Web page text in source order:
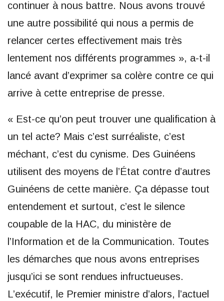
continuer à nous battre. Nous avons trouvé
une autre possibilité qui nous a permis de
relancer certes effectivement mais très
lentement nos différents programmes », a-t-il
lancé avant d’exprimer sa colère contre ce qui
arrive à cette entreprise de presse.
« Est-ce qu’on peut trouver une qualification à
un tel acte? Mais c’est surréaliste, c’est
méchant, c’est du cynisme. Des Guinéens
utilisent des moyens de l’État contre d’autres
Guinéens de cette manière. Ça dépasse tout
entendement et surtout, c’est le silence
coupable de la HAC, du ministère de
l’Information et de la Communication. Toutes
les démarches que nous avons entreprises
jusqu’ici se sont rendues infructueuses.
L’exécutif, le Premier ministre d’alors, l’actuel